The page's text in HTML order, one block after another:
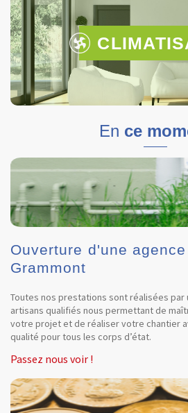
En ce
Ouverture d'une
Grammont
Toutes nos prestations sont réalisées par
artisans qualifiés nous permettant de
votre projet et de réaliser votre chantier
qualité pour tous les corps d’état.
Passez nous voir !